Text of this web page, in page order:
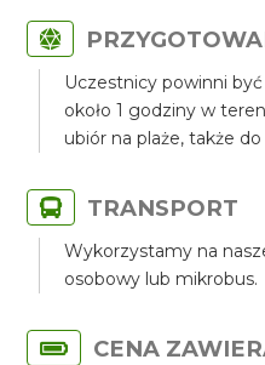
Uczestnicy powinni
około 1 godziny w
ubiór na plaże, także do
TRANSPORT
Wykorzystamy na
osobowy lub mikrobus.
CENA